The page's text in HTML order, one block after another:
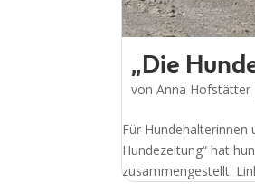
„Die
vonAnna Hofstätter
Für
Hundezeitung“ hat
zusammengestellt.